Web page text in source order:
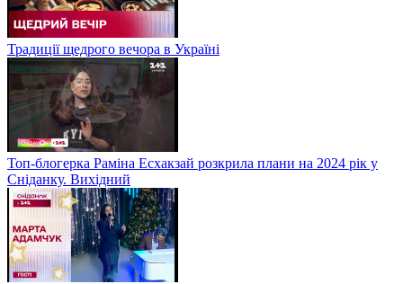
Традиції щедрого вечора в Україні
Топ-блогерка Раміна Есхакзай розкрила плани на 2024 рік у
Сніданку. Вихідний